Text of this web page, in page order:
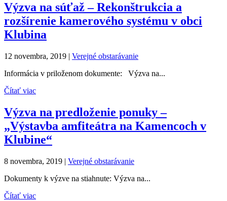
Výzva na súťaž – Rekonštrukcia a
rozšírenie kamerového systému v obci
Klubina
12 novembra, 2019 | Verejné obstarávanie
Informácia v priloženom dokumente: Výzva na...
Čítať viac
Výzva na predloženie ponuky –
„Výstavba amfiteátra na Kamencoch v
Klubine“
8 novembra, 2019 | Verejné obstarávanie
Dokumenty k výzve na stiahnute: Výzva na...
Čítať viac